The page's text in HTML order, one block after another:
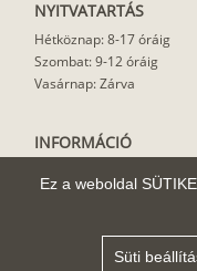
Ez a weboldal
Süti
NYITVATARTÁS
Hétköznap: 8-17 óráig
Szombat: 9-12 óráig
Vasárnap: Zárva
INFORMÁCIÓ
Felhasználási javaslat